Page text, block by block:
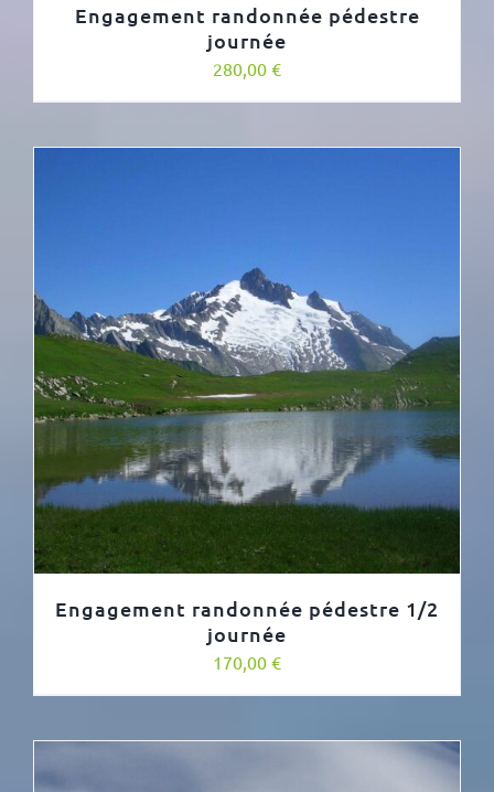
Engagement randonnée pédestre
journée
280,00 €
Engagement randonnée pédestre 1/2
journée
170,00 €